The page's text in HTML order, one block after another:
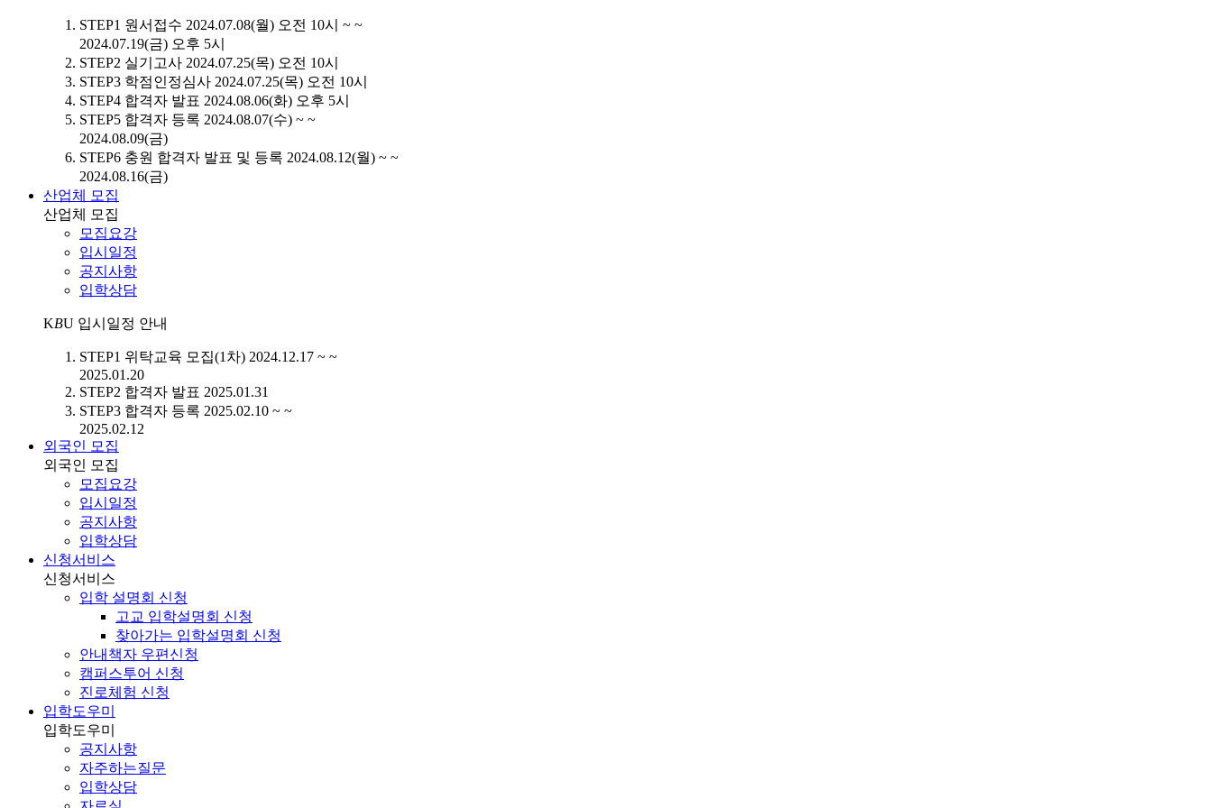
STEP1 원서접수 2024.07.08(월) 오전 10시 ~ ~
2024.07.19(금) 오후 5시
STEP2 실기고사 2024.07.25(목) 오전 10시
STEP3 학점인정심사 2024.07.25(목) 오전 10시
STEP4 합격자 발표 2024.08.06(화) 오후 5시
STEP5 합격자 등록 2024.08.07(수) ~ ~
2024.08.09(금)
STEP6 충원 합격자 발표 및 등록 2024.08.12(월) ~ ~
2024.08.16(금)
산업체 모집
산업체 모집
모집요강
입시일정
공지사항
입학상담
KBU 입시일정 안내
STEP1 위탁교육 모집(1차) 2024.12.17 ~ ~
2025.01.20
STEP2 합격자 발표 2025.01.31
STEP3 합격자 등록 2025.02.10 ~ ~
2025.02.12
외국인 모집
외국인 모집
모집요강
입시일정
공지사항
입학상담
신청서비스
신청서비스
입학 설명회 신청
고교 입학설명회 신청
찾아가는 입학설명회 신청
안내책자 우편신청
캠퍼스투어 신청
진로체험 신청
입학도우미
입학도우미
공지사항
자주하는질문
입학상담